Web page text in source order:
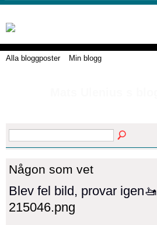
Alla bloggposter Min blogg
Någon som vet
Blev fel bild, provar igen🚤
215046.png